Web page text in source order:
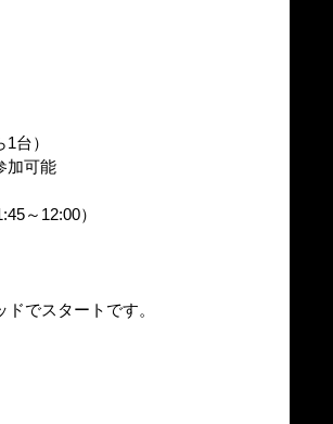
台）
加可能
～12:00）
でスタートです。